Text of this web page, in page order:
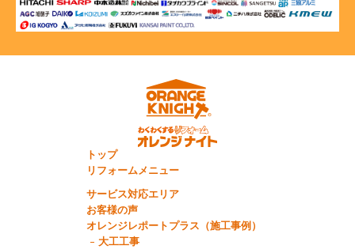
トップ
リフォームメニュー
サービス対応エリア
お客様の声
オレンジレポートプラス（施工事例）
大工工事